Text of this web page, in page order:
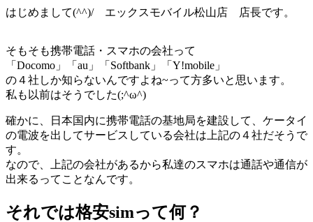
はじめまして(^^)/ エックスモバイル松山店 店長です。
そもそも携帯電話・スマホの会社って
「Docomo」「au」「Softbank」「Y!mobile」
の４社しか知らないんですよね~って方多いと思います。
私も以前はそうでした(;^ω^)
確かに、日本国内に携帯電話の基地局を建設して、ケータイ
の電波を出してサービスしている会社は上記の４社だそうで
す。
なので、上記の会社があるから私達のスマホは通話や通信が
出来るってことなんです。
それでは格安simって何？